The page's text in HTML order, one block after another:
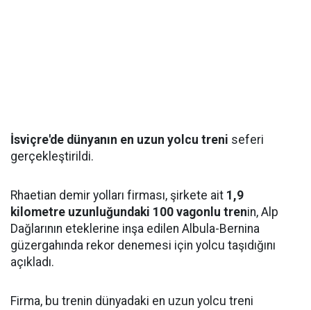
İsviçre'de dünyanın en uzun yolcu treni seferi
gerçekleştirildi.
Rhaetian demir yolları firması, şirkete ait 1,9
kilometre uzunluğundaki 100 vagonlu trenin, Alp
Dağlarının eteklerine inşa edilen Albula-Bernina
güzergahında rekor denemesi için yolcu taşıdığını
açıkladı.
Firma, bu trenin dünyadaki en uzun yolcu treni